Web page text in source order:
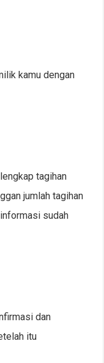
kamu dengan
tagihan
jumlah tagihan
sudah
dan
itu